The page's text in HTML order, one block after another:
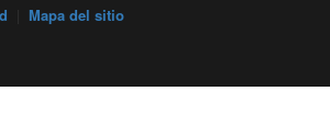
Mapa del sitio